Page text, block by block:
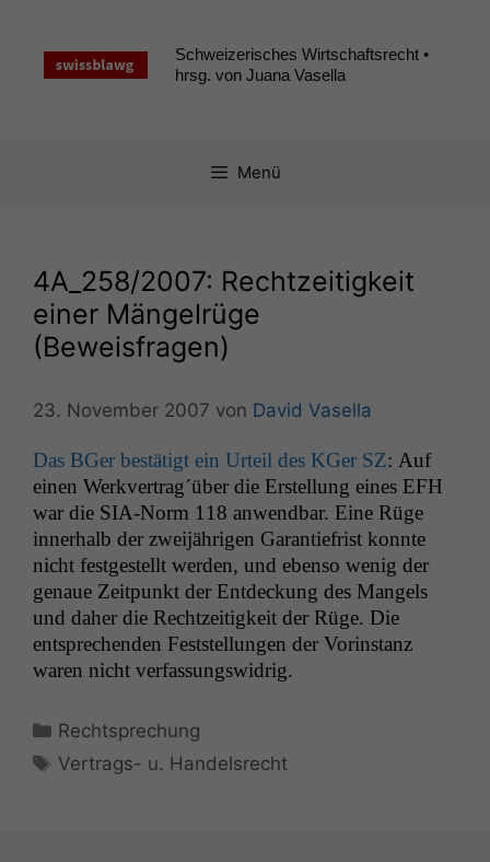
springen
Schweizerisches Wirtschaftsrecht •
hrsg. von Juana Vasella
Menü
4A_258/2007: Rechtzeitigkeit
einer Mängelrüge
(Beweisfragen)
23. November 2007 von David Vasella
Das BGer bestätigt ein Urteil des KGer SZ: Auf
einen Werkvertrag´über die Erstel­lung eines EFH
war die SIA-Norm 118 anwend­bar. Eine Rüge
inner­halb der zwei­jähri­gen Garantiefrist kon­nte
nicht fest­gestellt wer­den, und eben­so wenig der
genaue Zeit­punkt der Ent­deck­ung des Man­gels
und daher die Rechtzeit­igkeit der Rüge. Die
entsprechen­den Fest­stel­lun­gen der Vorin­stanz
waren nicht verfassungswidrig.
Kategorien
Rechtsprechung
Schlagwörter
Vertrags- u. Handelsrecht